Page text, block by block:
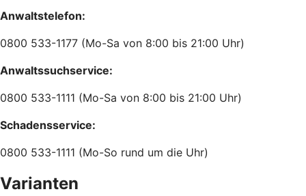
Anwaltstelefon:
0800 533-1177 (Mo-Sa von 8:00 bis 21:00 Uhr)
Anwaltssuchservice:
0800 533-1111 (Mo-Sa von 8:00 bis 21:00 Uhr)
Schadensservice:
0800 533-1111 (Mo-So rund um die Uhr)
Varianten